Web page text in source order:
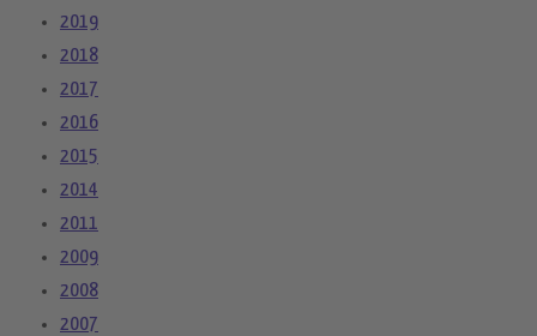
2019
2018
2017
2016
2015
2014
2011
2009
2008
2007